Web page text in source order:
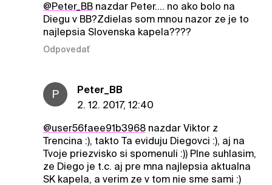
@Peter_BBnazdar Peter.... no ako bolo na
Diegu v BB?Zdielas som mnou nazor ze je to
najlepsia Slovenska kapela????
Odpovedať
P
Peter_BB
2. 12. 2017, 12:40
@user56faee91b3968nazdar Viktor z
Trencina :), takto Ta eviduju Diegovci :), aj na
Tvoje priezvisko si spomenuli :)) Plne suhlasim,
ze Diego je t.c. aj pre mna najlepsia aktualna
SK kapela, a verim ze v tom nie sme sami :)